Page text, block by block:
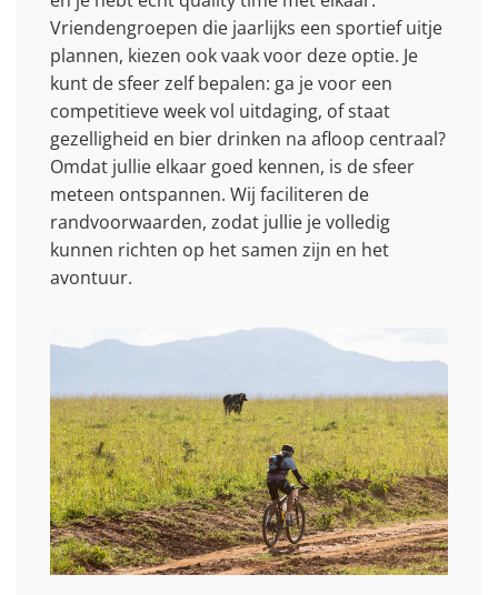
Vriendengroepen die jaarlijks een sportief uitje
plannen, kiezen ook vaak voor deze optie. Je
kunt de sfeer zelf bepalen: ga je voor een
competitieve week vol uitdaging, of staat
gezelligheid en bier drinken na afloop centraal?
Omdat jullie elkaar goed kennen, is de sfeer
meteen ontspannen. Wij faciliteren de
randvoorwaarden, zodat jullie je volledig
kunnen richten op het samen zijn en het
avontuur.